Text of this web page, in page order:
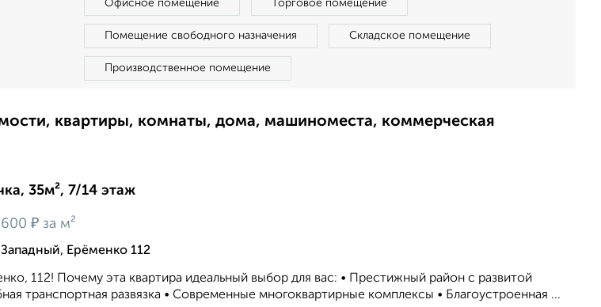
Офисное помещение Торговое помещение
Помещение свободного назначения Складское помещение
Производственное помещение
квартиры, комнаты, дома, машиноместа, коммерческая
35м², 7/14 этаж
₽ за м²
Ерёменко 112
112! Почему эта квартира идеальный выбор для вас: • Престижный район с развитой
транспортная развязка • Современные многоквартирные комплексы • Благоустроенная ...